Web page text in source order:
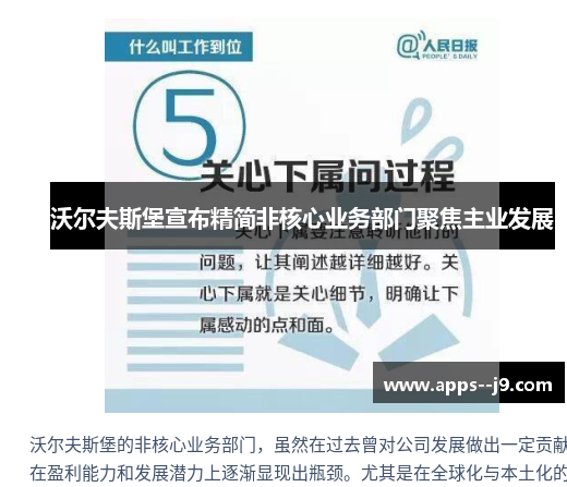
沃尔夫斯堡的非核心业务部门，虽然在过去曾对公司发展做出一定贡
在盈利能力和发展潜力上逐渐显现出瓶颈。尤其是在全球化与本土化